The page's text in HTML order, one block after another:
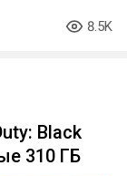
8.5K
Black
310 ГБ